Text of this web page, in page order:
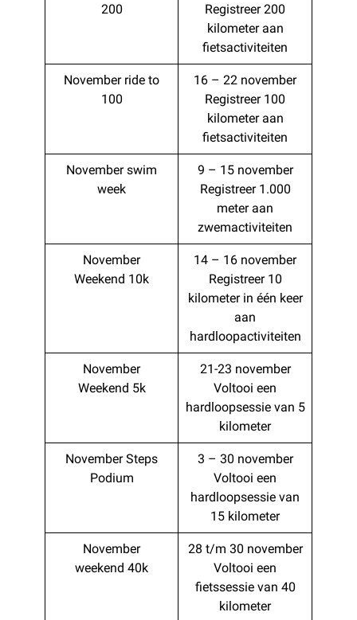
200
Registreer 200
kilometer aan
fietsactiviteiten
November ride to
100
16 – 22 november
Registreer 100
kilometer aan
fietsactiviteiten
November swim
week
9 – 15 november
Registreer 1.000
meter aan
zwemactiviteiten
November
Weekend 10k
14 – 16 november
Registreer 10
kilometer in één keer
aan
hardloopactiviteiten
November
Weekend 5k
21-23 november
Voltooi een
hardloopsessie van 5
kilometer
November Steps
Podium
3 – 30 november
Voltooi een
hardloopsessie van
15 kilometer
November
weekend 40k
28 t/m 30 november
Voltooi een
fietssessie van 40
kilometer